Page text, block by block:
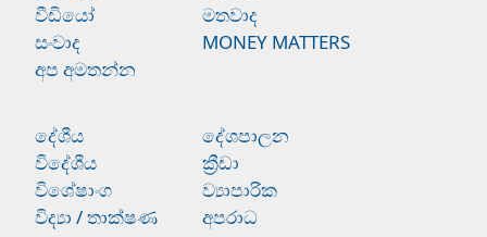
වීඩියෝ
මතවාද
සංවාද
MONEY MATTERS
අප අමතන්න
දේශීය
දේශපාලන
විදේශීය
ක්‍රීඩා
විශේෂාංග
ව්‍යාපාරික
විද්‍යා / තාක්ෂණ
අපරාධ